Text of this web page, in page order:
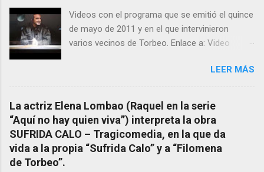
mención a ANTON PATIÑO REGUEIRA (ya
fallecido) cuyo empeño por estudiar y dar a
conocer a esta “sabia” y por ende a Torbeo no
También reproducimos integro el articulo que
en el año 2000 publico Ángel Arnaiz recogiendo
información de primera mano que le
suministraron David (nieto de Filomena) y
algunos vecinos mas del pueblo.
Dejamos para otro momento la ...
Videos con el programa que se emitió el quince
de mayo de 2011 y en el que intervinieron
varios vecinos de Torbeo. Enlace a: Video
completo emitido en CUARTO MILENIO En
Facebook otra copia con mejor resolución:
Facebook CUARTO MILENIO - Filomena Arias.
LEER MÁS
La actriz Elena Lombao (Raquel en la serie
“Aquí no hay quien viva”) interpreta la obra
SUFRIDA CALO – Tragicomedia, en la que da
vida a la propia “Sufrida Calo” y a “Filomena
de Torbeo”.